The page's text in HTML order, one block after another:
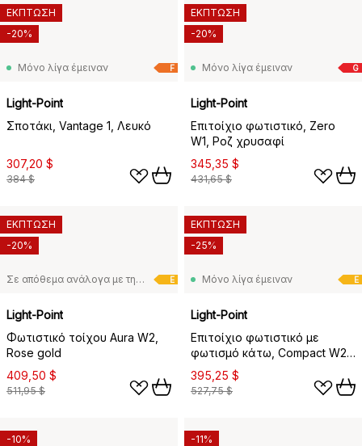
F
Μόνο λίγα έμειναν
Light-Point
Σποτάκι, Vantage 1, Λευκό
307,20 $
384 $
ΕΚΠΤΩΣΗ
-20%
G
Μόνο λίγα έμειναν
Light-Point
Επιτοίχιο φωτιστικό, Zero
W1, Ροζ χρυσαφί
345,35 $
431,65 $
ΕΚΠΤΩΣΗ
-20%
E
Σε απόθεμα ανάλογα με τη ζήτηση
Light-Point
Φωτιστικό τοίχου Aura W2,
Rose gold
409,50 $
511,95 $
ΕΚΠΤΩΣΗ
-20%
E
Μόνο λίγα έμειναν
Light-Point
Επιτοίχιο φωτιστικό με
φωτισμό κάτω, Compact W2,
Μαύρο
395,25 $
527,75 $
ΕΚΠΤΩΣΗ
-25%
-10% -11%